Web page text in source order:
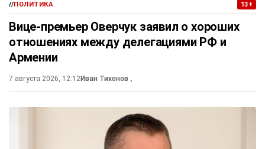
//ПОЛИТИКА 13+
Вице-премьер Оверчук заявил о хороших
отношениях между делегациями РФ и
Армении
7 августа 2026, 12:12Иван Тихонов ,